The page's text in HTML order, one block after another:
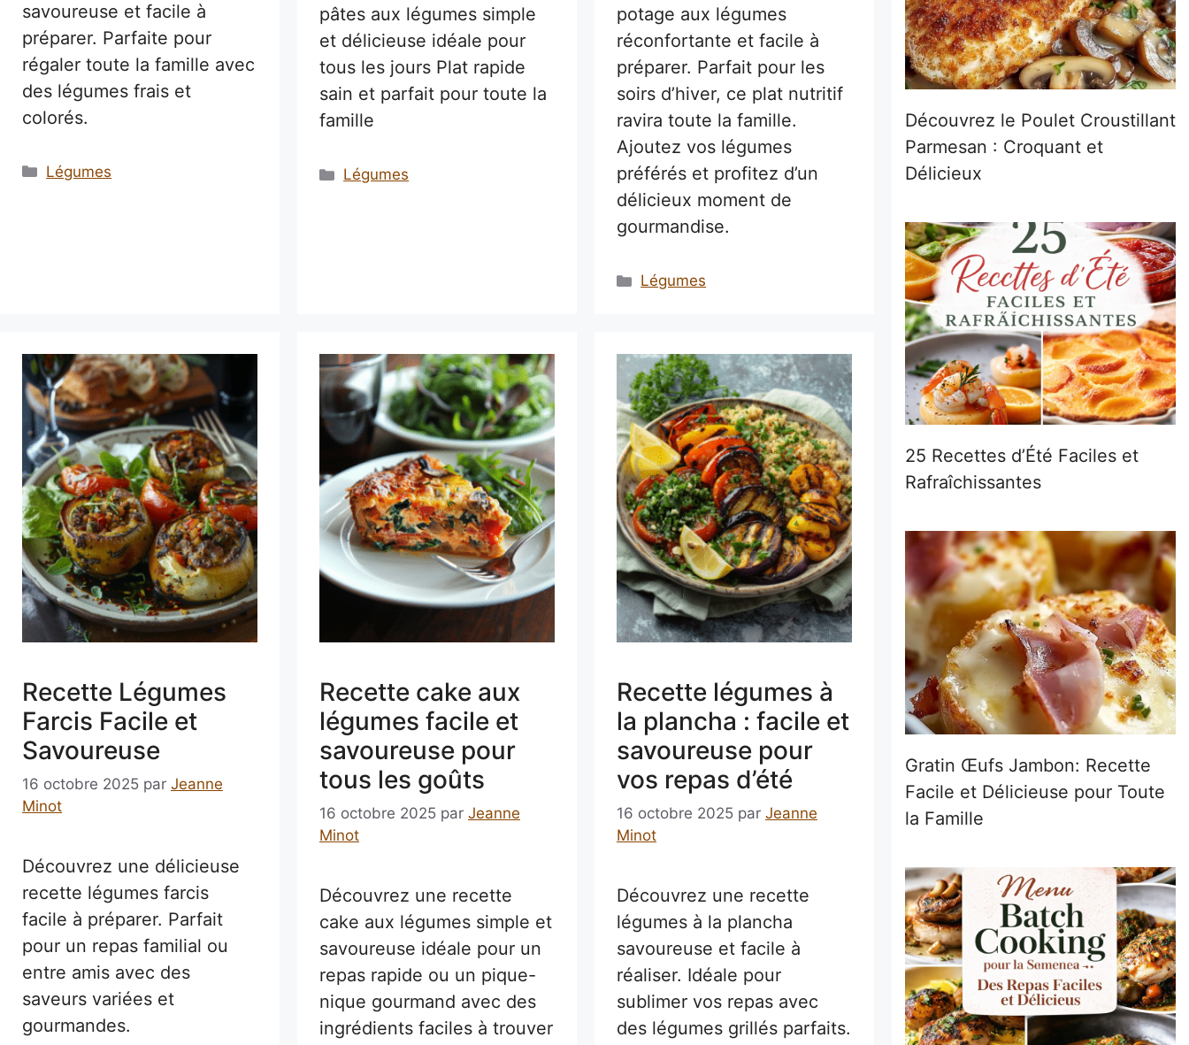
savoureuse et facile à
préparer. Parfaite pour
régaler toute la famille avec
des légumes frais et
colorés.
Catégories
Légumes
pâtes aux légumes simple
et délicieuse idéale pour
tous les jours Plat rapide
sain et parfait pour toute la
famille
Catégories
Légumes
potage aux légumes
réconfortante et facile à
préparer. Parfait pour les
soirs d’hiver, ce plat nutritif
ravira toute la famille.
Ajoutez vos légumes
préférés et profitez d’un
délicieux moment de
gourmandise.
Catégories
Légumes
Recette Légumes
Farcis Facile et
Savoureuse
16 octobre 2025 par Jeanne
Minot
Découvrez une délicieuse
recette légumes farcis
facile à préparer. Parfait
pour un repas familial ou
entre amis avec des
saveurs variées et
gourmandes.
Recette cake aux
légumes facile et
savoureuse pour
tous les goûts
16 octobre 2025 par Jeanne
Minot
Découvrez une recette
cake aux légumes simple et
savoureuse idéale pour un
repas rapide ou un pique-
nique gourmand avec des
ingrédients faciles à trouver
Recette légumes à
la plancha : facile et
savoureuse pour
vos repas d’été
16 octobre 2025 par Jeanne
Minot
Découvrez une recette
légumes à la plancha
savoureuse et facile à
réaliser. Idéale pour
sublimer vos repas avec
des légumes grillés parfaits.
Découvrez le Poulet Croustillant
Parmesan : Croquant et
Délicieux
25 Recettes d’Été Faciles et
Rafraîchissantes
Gratin Œufs Jambon: Recette
Facile et Délicieuse pour Toute
la Famille